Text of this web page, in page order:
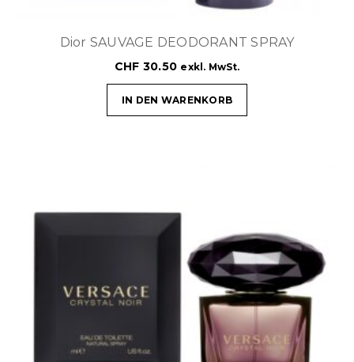
Dior SAUVAGE DEODORANT SPRAY
CHF 30.50 exkl. MwSt.
IN DEN WARENKORB